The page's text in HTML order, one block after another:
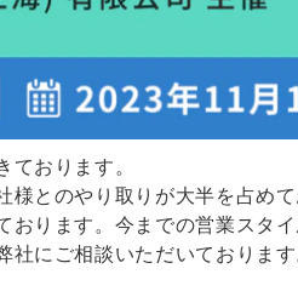
おります。
様とのやり取りが大半を占め
おります。今までの営業ス
にご相談いただいております